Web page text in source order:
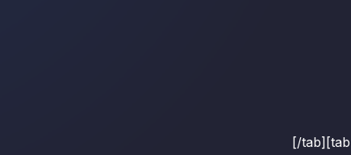
[/tab][tab